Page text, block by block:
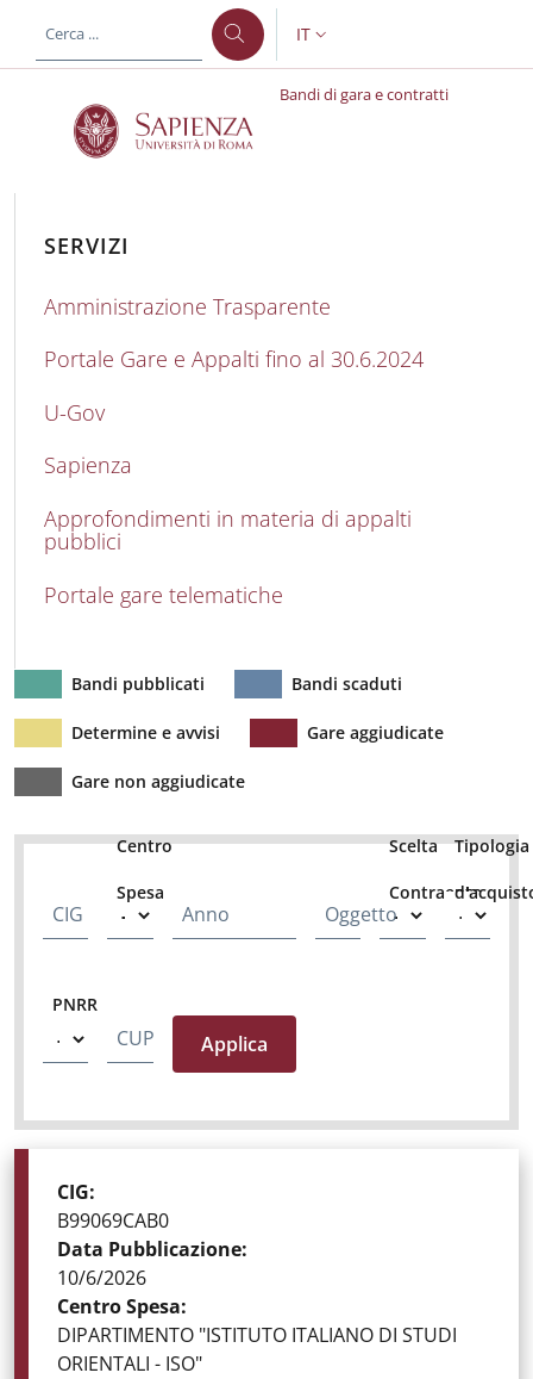
al contenuto principale
SELETTORE LINGUA:
IT
Bandi di gara e contratti
Bandi di gara e
SERVIZI
Amministrazione Trasparente
Portale Gare e Appalti fino al 30.6.2024
U-Gov
Sapienza
Approfondimenti in materia di appalti
pubblici
Portale gare telematiche
Bandi pubblicati Bandi scaduti
Determine e avvisi Gare aggiudicate
Gare non aggiudicate
CIG
Centro
Spesa
Anno Oggetto
Scelta
Contraente
Tipologia
PNRR
CUP
STATO DELLA GARA
CIG:
B99069CAB0
Data Pubblicazione:
10/6/2026
Centro Spesa:
DIPARTIMENTO "ISTITUTO ITALIANO DI STUDI
ORIENTALI - ISO"